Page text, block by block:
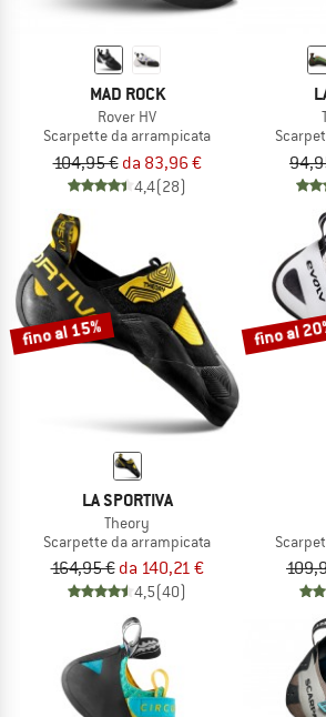
MAD ROCK
Rover HV
Scarpette da arrampicata
104,95 € da 83,96 €
4,4(28)
fino al 15%
LA SPORTIVA
Theory
Scarpette da arrampicata
164,95 € da 140,21 €
4,5(40)
fino al